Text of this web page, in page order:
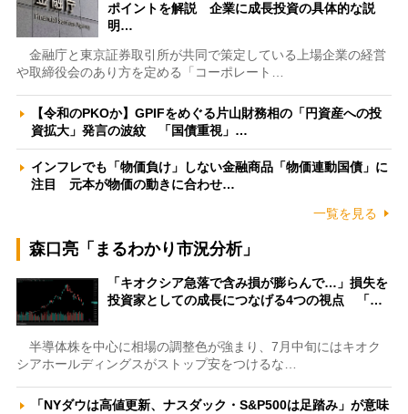
ポイントを解説 企業に成長投資の具体的な説
明…
金融庁と東京証券取引所が共同で策定している上場企業の経営
や取締役会のあり方を定める「コーポレート…
【令和のPKOか】GPIFをめぐる片山財務相の「円資産への投
資拡大」発言の波紋 「国債重視」…
インフレでも「物価負け」しない金融商品「物価連動国債」に
注目 元本が物価の動きに合わせ…
一覧を見る
森口亮「まるわかり市況分析」
「キオクシア急落で含み損が膨らんで…」損失を
投資家としての成長につなげる4つの視点 「…
半導体株を中心に相場の調整色が強まり、7月中旬にはキオク
シアホールディングスがストップ安をつけるな…
「NYダウは高値更新、ナスダック・S&P500は足踏み」が意味